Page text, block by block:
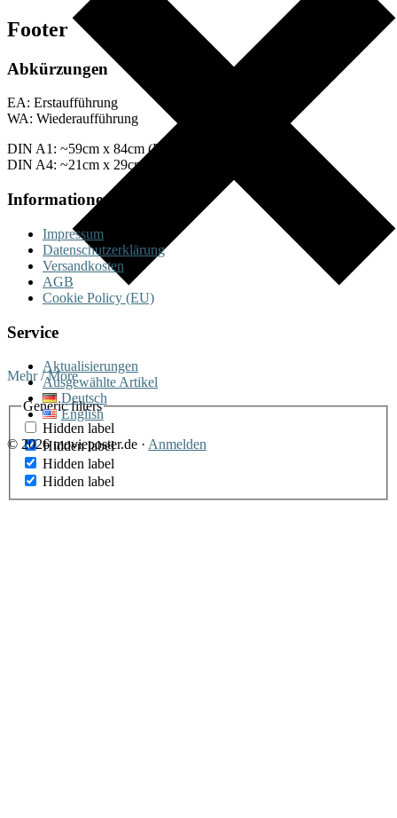
Mehr / More
Generic filters
Hidden label
Hidden label
Hidden label
Hidden label
Footer
Abkürzungen
EA: Erstaufführung
WA: Wiederaufführung
DIN A1: ~59cm x 84cm (Plakate)
DIN A4: ~21cm x 29cm (Fotos)
Informationen
Impressum
Datenschutzerklärung
Versandkosten
AGB
Cookie Policy (EU)
Service
Aktualisierungen
Ausgewählte Artikel
Deutsch
English
© 2026 movieposter.de · Anmelden